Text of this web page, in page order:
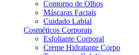
Contorno de Olhos
Máscaras Faciais
Cuidado Labial
Cosméticos Corporais
Esfoliante Corporal
Creme Hidratante Corpo